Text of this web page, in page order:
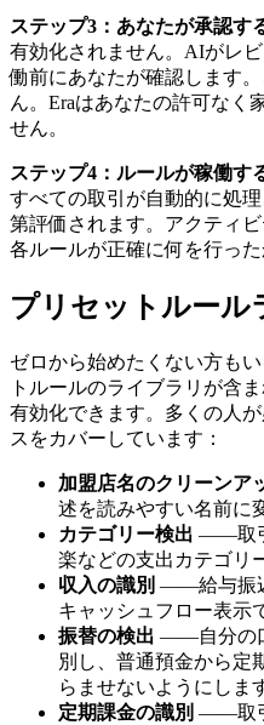
ステップ3：あなたが承認す
有効化されません。AIがレ
働前にあなたが確認します
ん。Eraはあなたの許可なく
せん。
ステップ4：ルールが稼働す
すべての取引が自動的に処
第評価されます。アクティ
各ルールが正確に何を行っ
プリセットルール
ゼロから始めたくない方も
トルールのライブラリが含
有効化できます。多くの人
スをカバーしています：
加盟店名のクリーンア
述を読みやすい名前に
カテゴリー検出 ――取
楽などの支出カテゴリ
収入の識別 ――給与振
キャッシュフロー表示
振替の検出 ――自分の
別し、普通預金から定
らませないようにしま
定期課金の識別 ――取